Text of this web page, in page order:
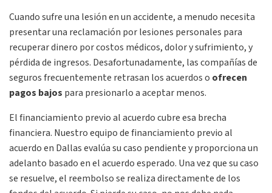
Cuando sufre una lesión en un accidente, a menudo necesita
presentar una reclamación por lesiones personales para
recuperar dinero por costos médicos, dolor y sufrimiento, y
pérdida de ingresos. Desafortunadamente, las compañías de
seguros frecuentemente retrasan los acuerdos o ofrecen
pagos bajos para presionarlo a aceptar menos.
El financiamiento previo al acuerdo cubre esa brecha
financiera. Nuestro equipo de financiamiento previo al
acuerdo en Dallas evalúa su caso pendiente y proporciona un
adelanto basado en el acuerdo esperado. Una vez que su caso
se resuelve, el reembolso se realiza directamente de los